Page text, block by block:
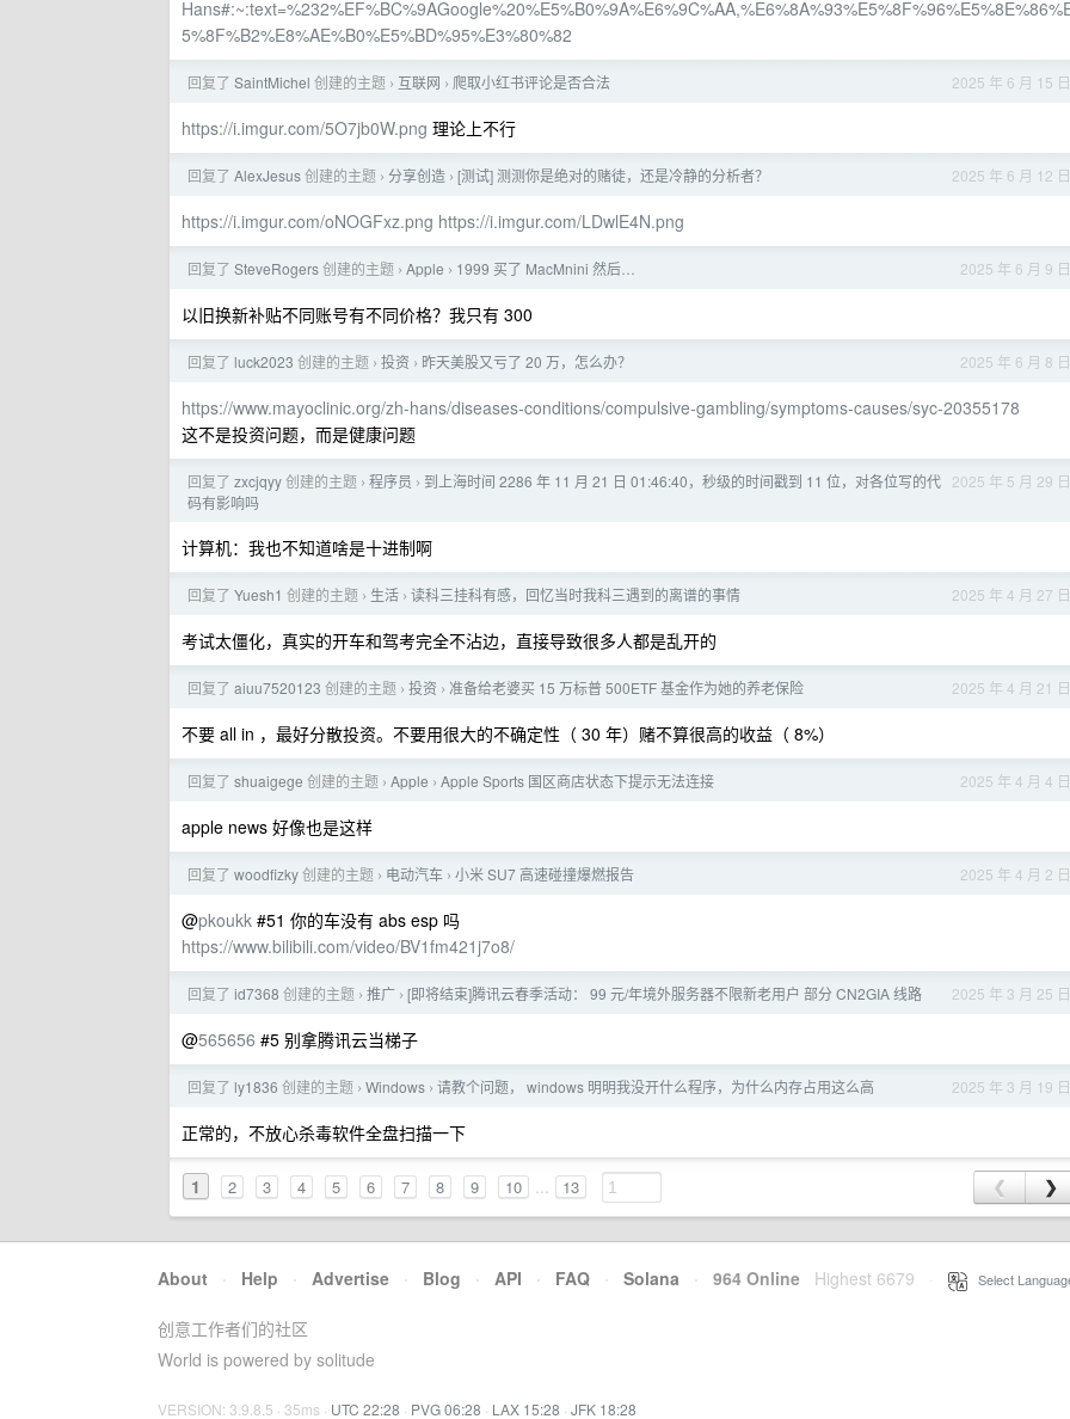
5%8F%B2%E8%AE%B0%E5%BD%95%E3%80%82
2025 年 6 月 15 日
回复了 SaintMichel 创建的主题 › 互联网 › 爬取小红书评论是否合法
https://i.imgur.com/5O7jb0W.png 理论上不行
2025 年 6 月 12 日
回复了 AlexJesus创建的主题 › 分享创造 › [测试] 测测你是绝对的赌徒，还是冷静的分析者？
https://i.imgur.com/oNOGFxz.png https://i.imgur.com/LDwlE4N.png
2025 年 6 月 9 日
回复了 SteveRogers创建的主题 › Apple › 1999 买了 MacMnini 然后…
以旧换新补贴不同账号有不同价格？我只有 300
2025 年 6 月 8 日
回复了 luck2023 创建的主题 › 投资 › 昨天美股又亏了 20 万，怎么办？
https://www.mayoclinic.org/zh-hans/diseases-conditions/compulsive-gambling/symptoms-causes/syc-20355178
这不是投资问题，而是健康问题
2025 年 5 月 29 日
回复了 zxcjqyy创建的主题 › 程序员 › 到上海时间 2286 年 11 月 21 日 01:46:40，秒级的时间戳到 11 位，对各位写的代
码有影响吗
计算机：我也不知道啥是十进制啊
2025 年 4 月 27 日
回复了 Yuesh1 创建的主题 › 生活 › 读科三挂科有感，回忆当时我科三遇到的离谱的事情
考试太僵化，真实的开车和驾考完全不沾边，直接导致很多人都是乱开的
2025 年 4 月 21 日
回复了 aiuu7520123 创建的主题 › 投资 › 准备给老婆买 15 万标普 500ETF 基金作为她的养老保险
不要 all in ，最好分散投资。不要用很大的不确定性（ 30 年）赌不算很高的收益（ 8%）
2025 年 4 月 4 日
回复了 shuaigege 创建的主题 › Apple › Apple Sports 国区商店状态下提示无法连接
apple news 好像也是这样
2025 年 4 月 2 日
回复了 woodfizky创建的主题 › 电动汽车 › 小米 SU7 高速碰撞爆燃报告
@pkoukk #51 你的车没有 abs esp 吗
https://www.bilibili.com/video/BV1fm421j7o8/
2025 年 3 月 25 日
回复了 id7368 创建的主题 › 推广 › [即将结束]腾讯云春季活动： 99 元/年境外服务器不限新老用户 部分 CN2GIA 线路
@565656 #5 别拿腾讯云当梯子
2025 年 3 月 19 日
回复了 ly1836 创建的主题 › Windows › 请教个问题， windows 明明我没开什么程序，为什么内存占用这么高
正常的，不放心杀毒软件全盘扫描一下
1 2 3 4 5 6 7 8 9 10 ... 13 ❮ ❯
About · Help · Advertise · Blog · API · FAQ · Solana · 964 Online Highest 6679 Select
创意工作者们的社区
World is powered by solitude
VERSION: 3.9.8.5 · 35ms · UTC 22:28 · PVG 06:28 · LAX 15:28 · JFK 18:28